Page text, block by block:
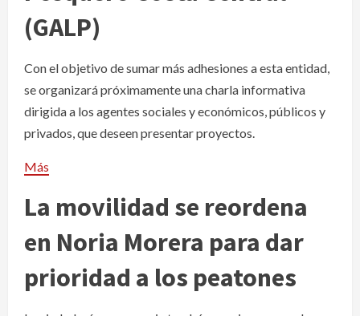
(GALP)
Con el objetivo de sumar más adhesiones a esta entidad,
se organizará próximamente una charla informativa
dirigida a los agentes sociales y económicos, públicos y
privados, que deseen presentar proyectos.
Más
La movilidad se reordena
en Noria Morera para dar
prioridad a los peatones